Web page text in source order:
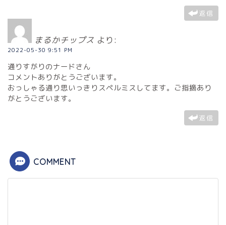
返信
まるかチップス より:
2022-05-30 9:51 PM
通りすがりのナードさん
コメントありがとうございます。
おっしゃる通り思いっきりスペルミスしてます。ご指摘あり
がとうございます。
返信
COMMENT